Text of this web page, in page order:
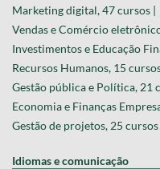
Marketing digital, 47 cursos |
Vendas e Comércio
Investimentos e Educação
Recursos Humanos, 15
Gestão pública e Política, 21
Economia e Finanças
Gestão de projetos, 25 cursos
Idiomas e comunicação